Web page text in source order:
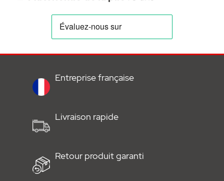
• Alimentation : 1 batterie lithium CR2032 3 V
• Autonomie : 3 ans
• Température de fonctionnement : -10 °C à
• Poids : 0.06 Kg
• Dimensions (L x H x P) : 50 x 33 x 14.5 mm
Entreprise française
Livraison rapide
Retour produit garanti